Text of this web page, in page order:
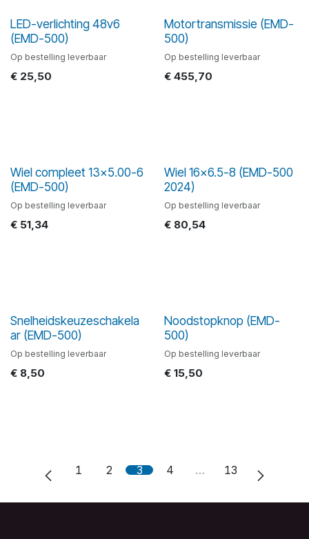
LED-verlichting 48v6
(EMD-500)
Op bestelling leverbaar
€ 25,50
Motortransmissie (EMD-
500)
Op bestelling leverbaar
€ 455,70
Wiel compleet 13x5.00-6
(EMD-500)
Op bestelling leverbaar
€ 51,34
Wiel 16x6.5-8 (EMD-500
2024)
Op bestelling leverbaar
€ 80,54
Snelheidskeuzeschakela
ar (EMD-500)
Op bestelling leverbaar
€ 8,50
Noodstopknop (EMD-
500)
Op bestelling leverbaar
€ 15,50
1 2 3 4 … 13